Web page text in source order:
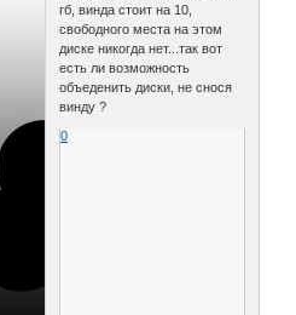
гб, винда стоит на 10,
свободного места на этом
диске никогда нет...так вот
есть ли возможность
объеденить диски, не снося
винду ?
0